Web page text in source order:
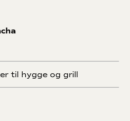
til hygge og grill